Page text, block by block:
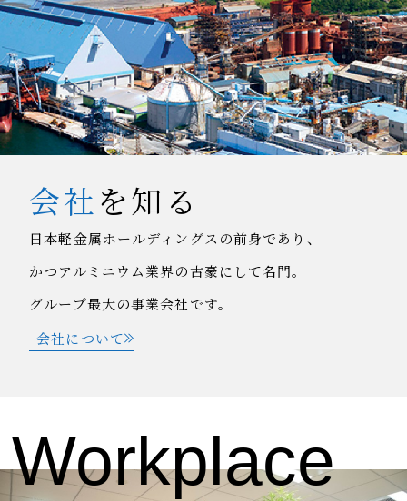
会社を知る
日本軽金属ホールディングスの前身であり、
かつアルミニウム業界の古豪にして名門。
グループ最大の事業会社です。
会社について
Workplace